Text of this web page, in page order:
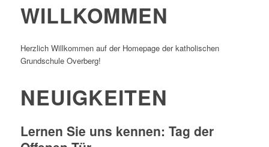
WILLKOMMEN
Herzlich Willkommen auf der Homepage der katholischen
Grundschule Overberg!
NEUIGKEITEN
Lernen Sie uns kennen: Tag der